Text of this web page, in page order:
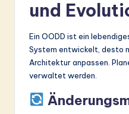
und
Ein OODD ist ein
System entwickelt, desto
Architektur anpassen.
verwaltet werden.